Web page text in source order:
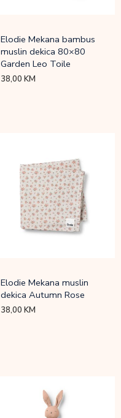
Elodie Mekana bambus
muslin dekica 80×80
Garden Leo Toile
38,00KM
Elodie Mekana muslin
dekica Autumn Rose
38,00KM